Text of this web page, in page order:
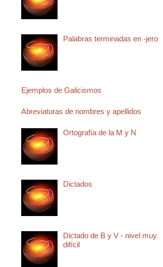
Palabras terminadas en -jero
Ejemplos de Galicismos
Abreviaturas de nombres y apellidos
Ortografía de la M y N
Dictados
Dictado de B y V - nivel muy
difícil